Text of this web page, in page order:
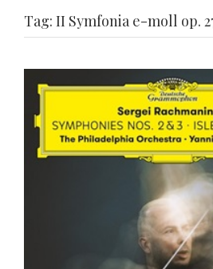
Tag: II Symfonia e-moll op.